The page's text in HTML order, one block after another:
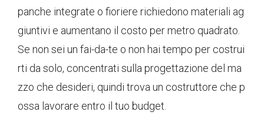
panche integrate o fioriere richiedono materiali ag
giuntivi e aumentano il costo per metro quadrato.
Se non sei un fai-da-te o non hai tempo per costrui
rti da solo, concentrati sulla progettazione del ma
zzo che desideri, quindi trova un costruttore che p
ossa lavorare entro il tuo budget.